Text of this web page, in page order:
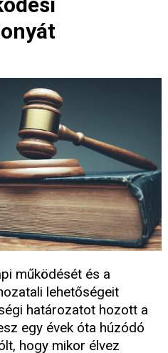
működését és a
lehetőségeit
határozatot hozott a
egy évek óta húzódó
hogy mikor élvez